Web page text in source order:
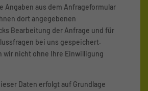
Angaben aus dem Anfrageformular
dort angegebenen
Bearbeitung der Anfrage und für
bei uns gespeichert.
wir nicht ohne Ihre Einwilligung
Daten erfolgt auf Grundlage